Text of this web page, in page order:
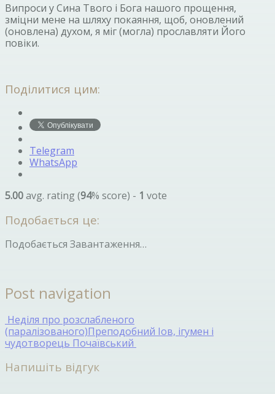
Випроси у Сина Твого і Бога нашого прощення,
зміцни мене на шляху покаяння, щоб, оновлений
(оновлена) духом, я міг (могла) прославляти Його
повіки.
Поділитися цим:
Telegram
WhatsApp
5.00avg. rating (94% score) - 1 vote
Подобається це:
Подобається Завантаження…
Post navigation
Неділя про розслабленого
(паралізованого)Преподобний Іов, ігумен і
чудотворець Почаївський
Напишіть відгук